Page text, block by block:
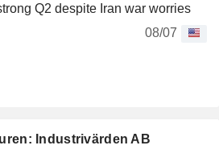
Q2 despite Iran war worries
08/07
Industrivärden AB